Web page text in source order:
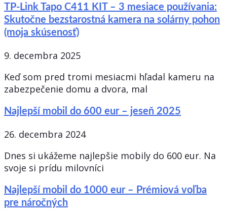
TP-Link Tapo C411 KIT – 3 mesiace používania:
Skutočne bezstarostná kamera na solárny pohon
(moja skúsenosť)
9. decembra 2025
Keď som pred tromi mesiacmi hľadal kameru na
zabezpečenie domu a dvora, mal
Najlepší mobil do 600 eur – jeseň 2025
26. decembra 2024
Dnes si ukážeme najlepšie mobily do 600 eur. Na
svoje si prídu milovníci
Najlepší mobil do 1000 eur – Prémiová voľba
pre náročných